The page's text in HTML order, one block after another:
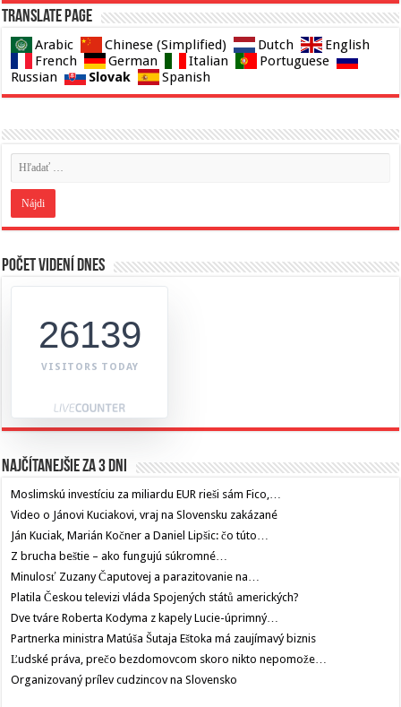
Translate page
Arabic Chinese (Simplified) Dutch
English
French
German Italian
Portuguese
Russian
Slovak Spanish
Počet videní dnes
26139
VISITORS TODAY
Najčítanejšie za 3 dni
Moslimskú investíciu za miliardu EUR rieši sám Fico,…
Video o Jánovi Kuciakovi, vraj na Slovensku zakázané
Ján Kuciak, Marián Kočner a Daniel Lipšic: čo túto…
Z brucha beštie – ako fungujú súkromné…
Minulosť Zuzany Čaputovej a parazitovanie na…
Platila Českou televizi vláda Spojených států amerických?
Dve tváre Roberta Kodyma z kapely Lucie-úprimný…
Partnerka ministra Matúša Šutaja Eštoka má zaujímavý biznis
Ľudské práva, prečo bezdomovcom skoro nikto nepomože…
Organizovaný prílev cudzincov na Slovensko